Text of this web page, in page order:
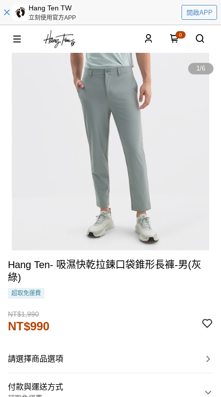
Hang Ten TW
立刻使用官方APP
開啟APP
0
1/6
Hang Ten- 吸濕快乾拉鍊口袋錐形長褲-男(灰
綠)
超取免運費
NT$1,990
NT$990
請選擇商品選項
付款與運送方式